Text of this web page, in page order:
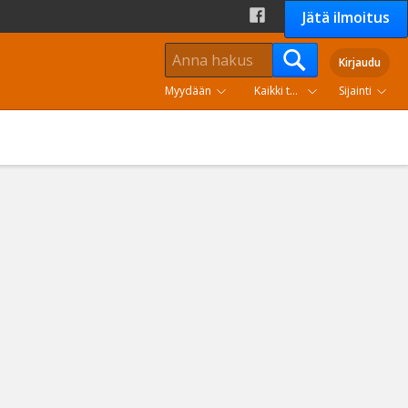
Jätä ilmoitus
Kirjaudu
Myydään
Kaikki tuoteryhmät Sijainti